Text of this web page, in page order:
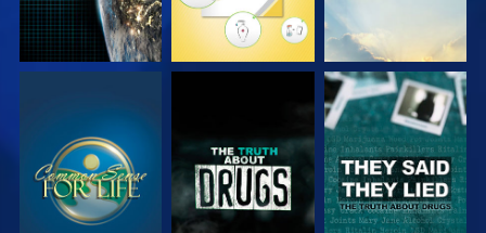
ANSEHEN ANSEHEN ANSEHEN